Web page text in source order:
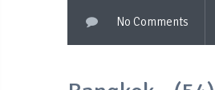
No Comments